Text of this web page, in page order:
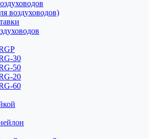
воздуховодов)
30
50
20
60